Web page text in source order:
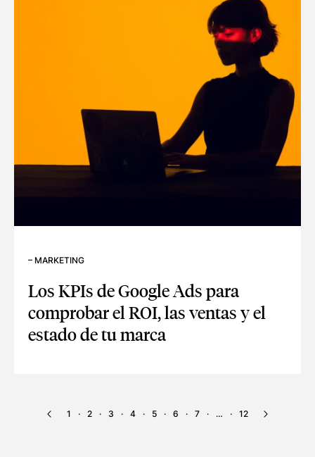
– MARKETING
Los KPIs de Google Ads para
comprobar el ROI, las ventas y el
estado de tu marca
1 · 2 · 3 · 4 · 5 · 6 · 7 · … · 12